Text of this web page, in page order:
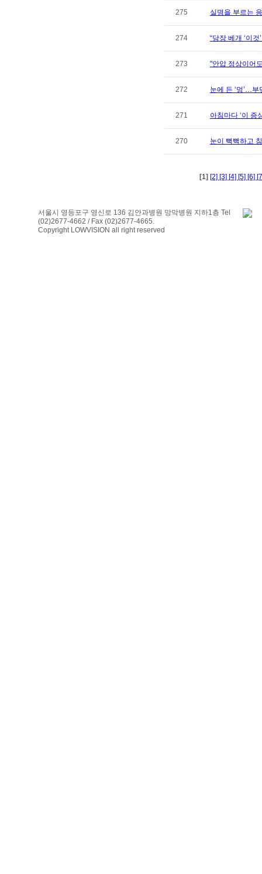
275 실명을 부르는
274 “당장 베개 ‘이
273 "안압 정상이어
272 눈에 든 ‘멍’…부
271 아침마다 ‘이 증
270 눈이 뻑뻑하고
[1] [2] [3] [4] [5] [6]
서울시 영등포구 영신로 136 김안과병원 망막병원 지하1층 Tel
(02)2677-4662 / Fax (02)2677-4665.
Copyright LOWVISION all right reserved